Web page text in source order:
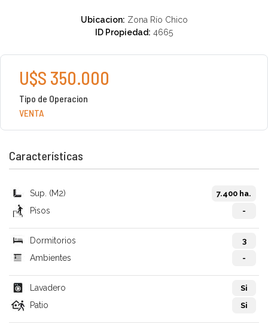
Ubicacion: Zona Río Chico
ID Propiedad: 4665
U$S 350.000
Tipo de Operacion
VENTA
Características
Sup. (M2) 7.400 ha.
Pisos -
Dormitorios 3
Ambientes -
Lavadero Si
Patio Si